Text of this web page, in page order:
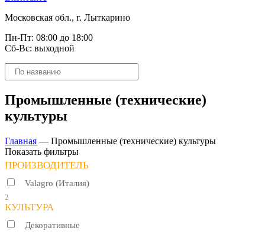
Московская обл., г. Лыткарино
Пн-Пт: 08:00 до 18:00
Сб-Вс: выходной
Поиск
товаров
Промышленные (технические)
культуры
Главная — Промышленные (технические) культуры
Показать фильтры
ПРОИЗВОДИТЕЛЬ
Valagro (Италия)
2
КУЛЬТУРА
Декоративные